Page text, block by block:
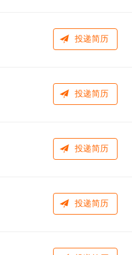
投递简历
投递简历
投递简历
投递简历